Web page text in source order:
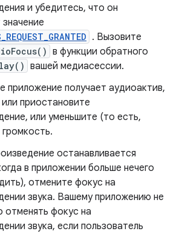
и убедитесь, что он
. Вызовите
в функции обратного
вашей медиасессии.
приложение получает аудиоактив,
приостановите
или уменьшите (то есть,
останавливается
в приложении больше нечего
отмените фокус на
звука. Вашему приложению не
отменять фокус на
звука, если пользователь